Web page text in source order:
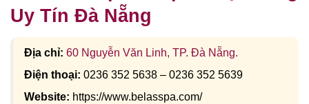
Uy Tín Đà Nẵng
Địa chỉ: 60 Nguyễn Văn Linh, TP. Đà Nẵng.
Điện thoại: 0236 352 5638 – 0236 352 5639
Website: https://www.belasspa.com/